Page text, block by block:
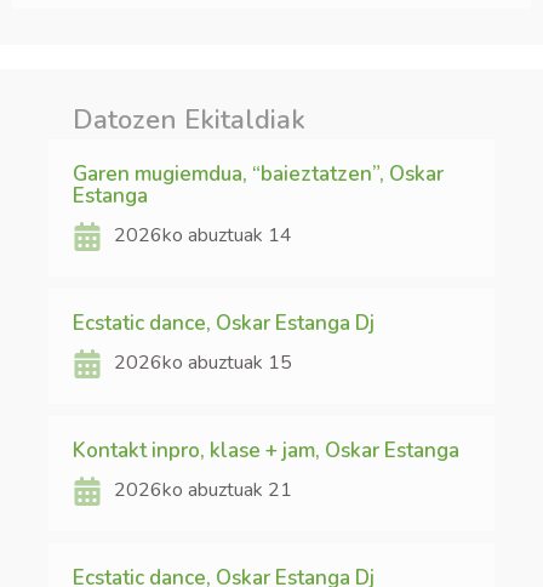
Datozen Ekitaldiak
Garen mugiemdua, “baieztatzen”, Oskar
Estanga
2026ko abuztuak 14
Ecstatic dance, Oskar Estanga Dj
2026ko abuztuak 15
Kontakt inpro, klase + jam, Oskar Estanga
2026ko abuztuak 21
Ecstatic dance, Oskar Estanga Dj